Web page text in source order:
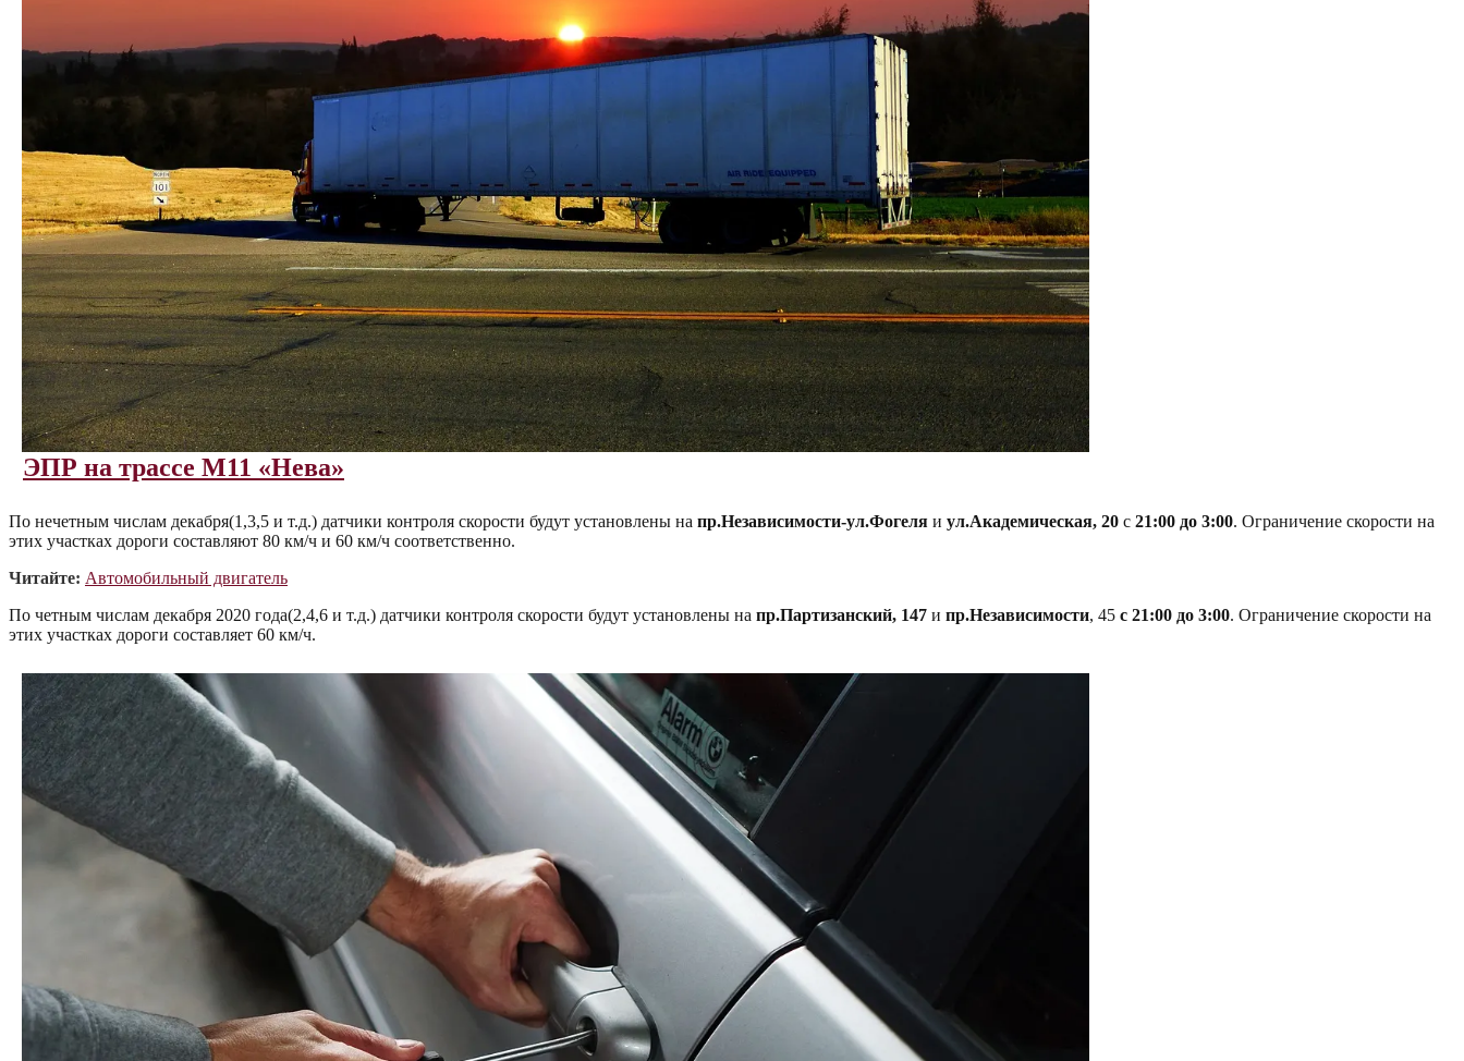
ЭПР на трассе М11 «Нева»
По нечетным числам декабря(1,3,5 и т.д.) датчики контроля скорости будут установлены на пр.Независимости-ул.Фогеля и ул.Академическая, 20 с 21:00 до 3:00. Ограничение скорости на
этих участках дороги составляют 80 км/ч и 60 км/ч соответственно.
Читайте: Автомобильный двигатель
По четным числам декабря 2020 года(2,4,6 и т.д.) датчики контроля скорости будут установлены на пр.Партизанский, 147 и пр.Независимости, 45 с 21:00 до 3:00. Ограничение скорости на
этих участках дороги составляет 60 км/ч.